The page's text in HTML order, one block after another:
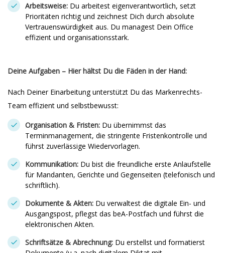
Arbeitsweise: Du arbeitest eigenverantwortlich, setzt
Prioritäten richtig und zeichnest Dich durch absolute
Vertrauenswürdigkeit aus. Du managest Dein Office
effizient und organisationsstark.
Deine Aufgaben – Hier hältst Du die Fäden in der Hand:
Nach Deiner Einarbeitung unterstützt Du das Markenrechts-
Team effizient und selbstbewusst:
Organisation & Fristen: Du übernimmst das
Terminmanagement, die stringente Fristenkontrolle und
führst zuverlässige Wiedervorlagen.
Kommunikation: Du bist die freundliche erste Anlaufstelle
für Mandanten, Gerichte und Gegenseiten (telefonisch und
schriftlich).
Dokumente & Akten: Du verwaltest die digitale Ein- und
Ausgangspost, pflegst das beA-Postfach und führst die
elektronischen Akten.
Schriftsätze & Abrechnung: Du erstellst und formatierst